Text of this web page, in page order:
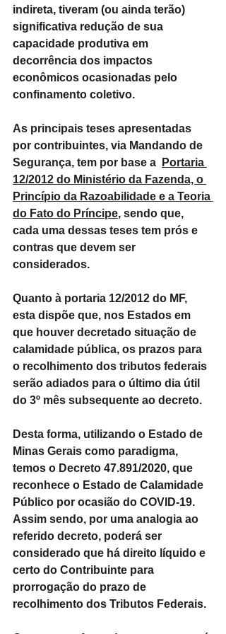
indireta, tiveram (ou ainda terão)
significativa redução de sua
capacidade produtiva em
decorrência dos impactos
econômicos ocasionadas pelo
confinamento coletivo.
As principais teses apresentadas
por contribuintes, via Mandando de
Segurança, tem por base a
Portaria
12/2012 do Ministério da Fazenda, o
Princípio da Razoabilidade e a Teoria
do Fato do Príncipe, sendo que,
cada uma dessas teses tem prós e
contras que devem ser
considerados.
Quanto à portaria 12/2012 do MF,
esta dispõe que, nos Estados em
que houver decretado situação de
calamidade pública, os prazos para
o recolhimento dos tributos federais
serão adiados para o último dia útil
do 3º mês subsequente ao decreto.
Desta forma, utilizando o Estado de
Minas Gerais como paradigma,
temos o Decreto 47.891/2020, que
reconhece o Estado de Calamidade
Público por ocasião do COVID-19.
Assim sendo, por uma analogia ao
referido decreto, poderá ser
considerado que há direito líquido e
certo do Contribuinte para
prorrogação do prazo de
recolhimento dos Tributos Federais.